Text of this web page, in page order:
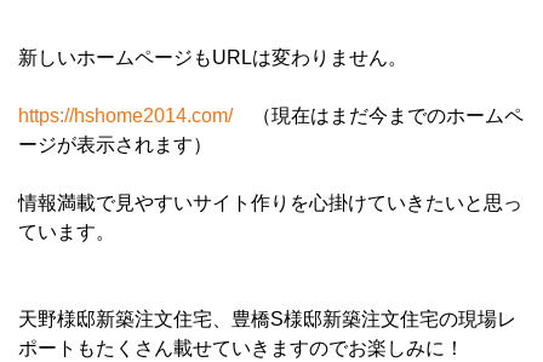
新しいホームページもURLは変わりません。
https://hshome2014.com/（現在はまだ今までのホームペ
ージが表示されます）
情報満載で見やすいサイト作りを心掛けていきたいと思っ
ています。
天野様邸新築注文住宅、豊橋S様邸新築注文住宅の現場レ
ポートもたくさん載せていきますのでお楽しみに！